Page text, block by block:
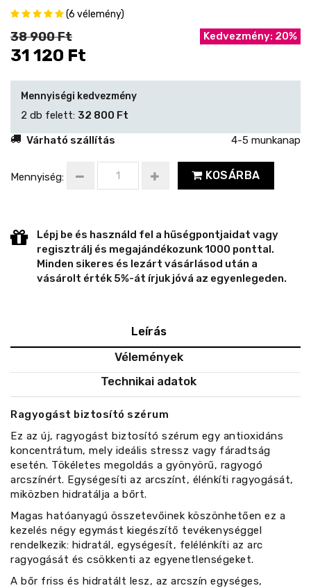
(6 vélemény)
38 900 Ft
31 120 Ft
Kedvezmény: 20%
Mennyiségi kedvezmény
2 db felett: 32 800 Ft
Várható szállítás
4-5 munkanap
Mennyiség: KOSÁRBA
Lépj be és használd fel a hűségpontjaidat vagy
regisztrálj és megajándékozunk 1000 ponttal.
Minden sikeres és lezárt vásárlásod után a
vásárolt érték 5%-át írjuk jóvá az egyenlegeden.
Leírás
Vélemények
Technikai adatok
Ragyogást biztosító szérum
Ez az új, ragyogást biztosító szérum egy antioxidáns
koncentrátum, mely ideális stressz vagy fáradtság
esetén. Tökéletes megoldás a gyönyörű, ragyogó
arcszínért. Egységesíti az arcszínt, élénkíti ragyogását,
miközben hidratálja a bőrt.
Magas hatóanyagú összetevőinek köszönhetően ez a
kezelés négy egymást kiegészítő tevékenységgel
rendelkezik: hidratál, egységesít, felélénkíti az arc
ragyogását és csökkenti az egyenetlenségeket.
A bőr friss és hidratált lesz, az arcszín egységes,